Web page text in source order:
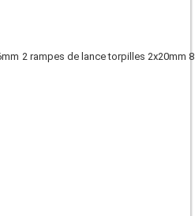
2 rampes de lance torpilles 2x20mm 8